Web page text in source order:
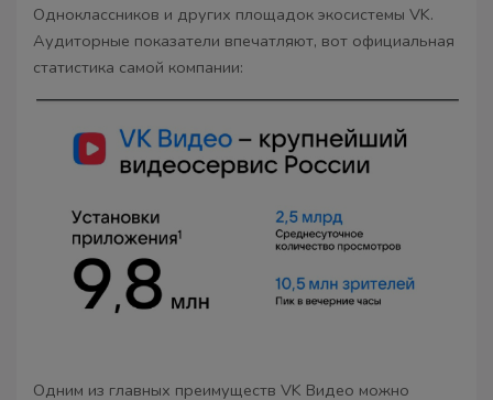
Одноклассников и других площадок экосистемы VK.
Аудиторные показатели впечатляют, вот официальная
статистика самой компании:
Одним из главных преимуществ VK Видео можно